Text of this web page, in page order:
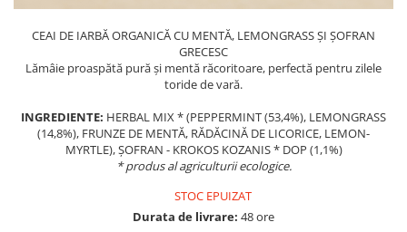
REMEDII NATURISTE
CEAI DE IARBĂ ORGANICĂ CU MENTĂ, LEMONGRASS ȘI ȘOFRAN
GRECESC
Lămâie proaspătă pură și mentă răcoritoare, perfectă pentru zilele
toride de vară.
INGREDIENTE: ΗERBAL ΜIX * (PEPPERMINT (53,4%), LEMONGRASS
(14,8%), FRUNZE DE MENTĂ, RĂDĂCINĂ DE LICORICE, LEMON-
MYRTLE), ȘOFRAN - KROKOS KOZANIS * DOP (1,1%)
* produs al agriculturii ecologice.
STOC EPUIZAT
Durata de livrare: 48 ore